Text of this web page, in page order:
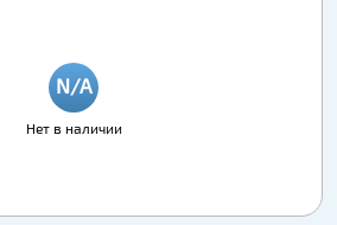
Нет в наличии